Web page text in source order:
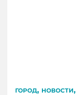
ГОРОД, НОВОСТИ,